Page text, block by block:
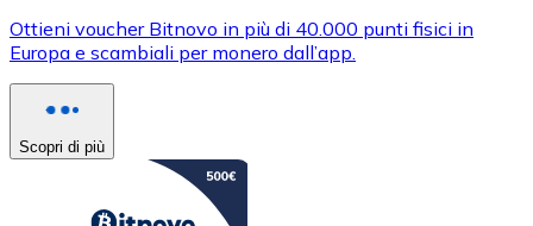
Ottieni voucher Bitnovo in più di 40.000 punti fisici in
Europa e scambiali per monero dall’app.
Scopri di più